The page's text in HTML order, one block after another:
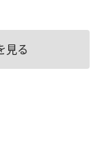
見る